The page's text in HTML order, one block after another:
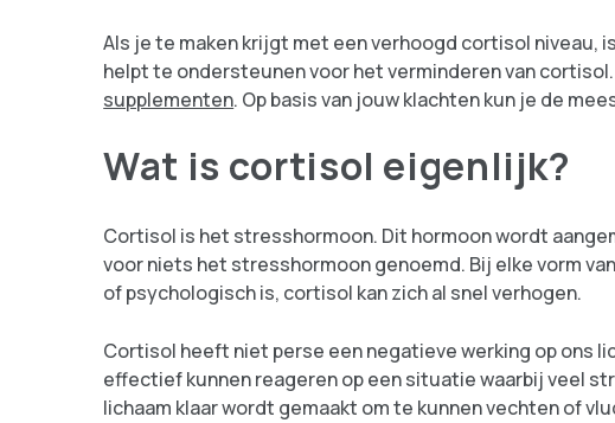
Als je te maken krijgt met een verhoogd cortisol niveau,
helpt te ondersteunen voor het verminderen van
supplementen. Op basis van jouw klachten kun je de
Wat is cortisol eigenlijk?
Cortisol is het stresshormoon. Dit hormoon wordt
voor niets het stresshormoon genoemd. Bij elke vorm
of psychologisch is, cortisol kan zich al snel verhogen.
Cortisol heeft niet perse een negatieve werking op ons
effectief kunnen reageren op een situatie waarbij veel
lichaam klaar wordt gemaakt om te kunnen vechten of